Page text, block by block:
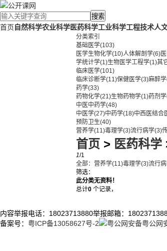
搜索
首页自然科学农业科学医药科学工业科学工程技术人
分类索引
基础医学(103)
医学生物化学(10)人体解剖学(6)
学统计学(1)生物医学工程学(1)其
临床医学(101)
临床诊断学(11)保健医学(3)麻醉学
药学(33)
药物化学(21)生物药物学(1)药剂学
中医中药学(48)
中医学(27)中药学(18)中西医结合
预防卫生(40)
营养学(11)毒理学(3)流行病学(3)
首页 > 医药科学
1/1
全部： 营养学(11)毒理学(3)流行
筛选：
此分类无资料！
总计0 个记录，
内容举报电话：18023713880举报邮箱：
备案号： 粤ICP备13058627号-2 粤公网